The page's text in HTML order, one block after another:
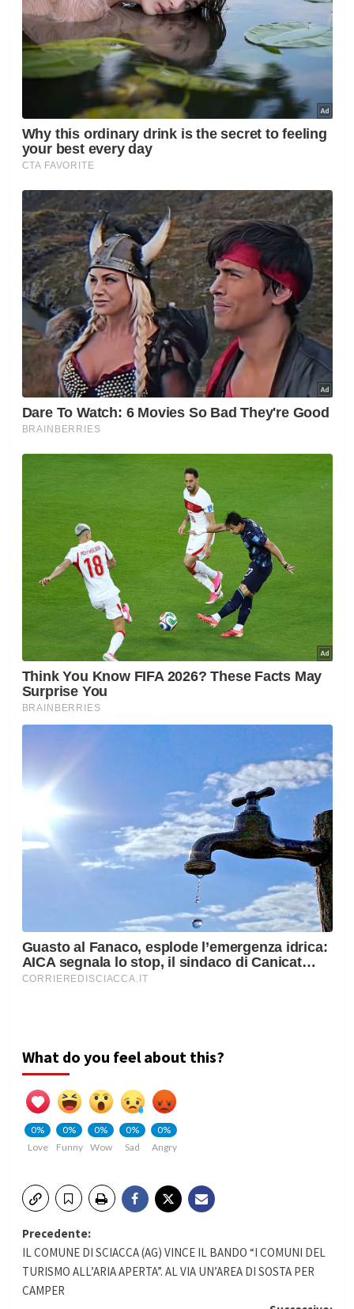
What do you feel about this?
0%
Love
0%
Funny
0%
Wow
0%
Sad
0%
Angry
Navigazione
articolo
Precedente:
IL COMUNE DI SCIACCA (AG) VINCE IL BANDO “I COMUNI DEL
TURISMO ALL’ARIA APERTA”. AL VIA UN’AREA DI SOSTA PER
CAMPER